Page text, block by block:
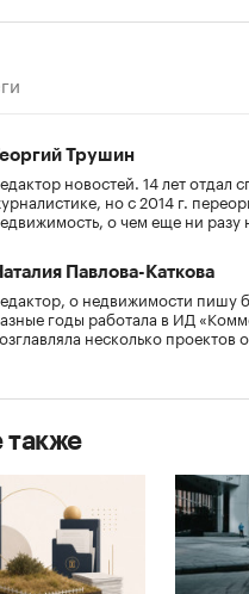
Трушин
новостей. 14 лет отдал
но с 2014 г.
о чем еще ни разу
Павлова-Каткова
о недвижимости пишу
годы работала в ИД
несколько проектов
также